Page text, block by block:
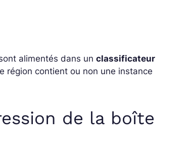
alimentés dans unclassificateur
région contient ou non une instance
de la boîte